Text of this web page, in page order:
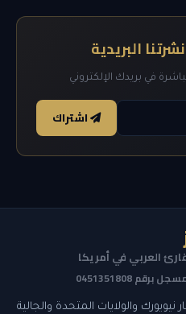
البريدية
في بريدك الإلكتروني
اشتراك
العربي في أمريكا
0451351808
والولايات المتحدة والجالية